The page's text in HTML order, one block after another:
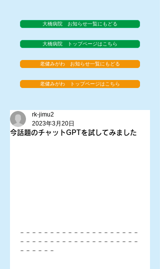
大橋病院 お知らせ一覧にもどる
大橋病院 トップページはこちら
老健みがわ お知らせ一覧にもどる
老健みがわ トップページはこちら
今話題のチャットGPTを試してみました
rk-jimu2
2023年3月20日
－－－－－－－－－－－－－－－－－－－－
－－－－－－－－－－－－－－－－－－－－
－－－－－－